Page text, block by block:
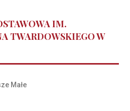
IM.
TWARDOWSKIEGO W
Małe